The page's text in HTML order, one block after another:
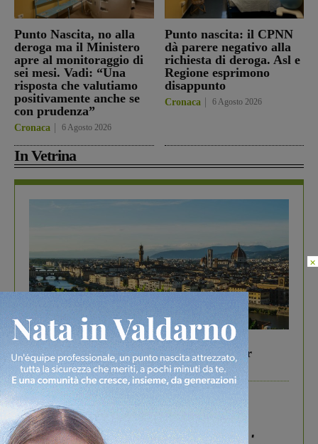
Punto Nascita, no alla
deroga ma il Ministero
apre al monitoraggio di
sei mesi. Vadi: “Una
risposta che valutiamo
positivamente anche se
con prudenza”
Cronaca 6 Agosto 2026
Punto nascita: il CPNN
dà parere negativo alla
richiesta di deroga. Asl e
Regione esprimono
disappunto
Cronaca 6 Agosto 2026
In Vetrina
In vetrina 6 Agosto 2026
Gita di famiglia a Firenze: 5 idee per far
divertire i tuoi figli
×